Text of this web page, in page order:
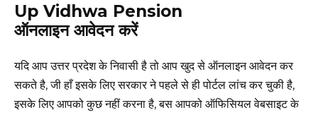
Up Vidhwa Pension
ऑनलाइन आवेदन करें
यदि आप उत्तर प्रदेश के निवासी है तो आप खुद से ऑनलाइन आवेदन कर
सकते है, जी हाँ इसके लिए सरकार ने पहले से ही पोर्टल लांच कर चुकी है,
इसके लिए आपको कुछ नहीं करना है, बस आपको ऑफिसियल वेबसाइट के